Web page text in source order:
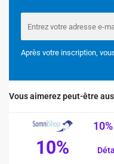
Après votre inscription,
Vous aimerez peut-être
10%